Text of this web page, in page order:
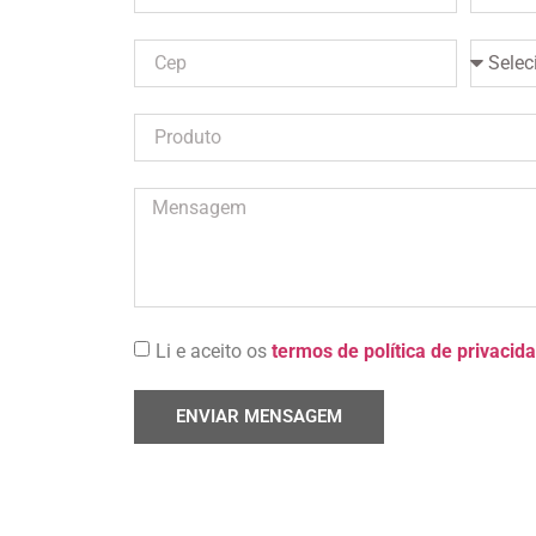
Li e aceito os termos de política de
ENVIAR MENSAGEM